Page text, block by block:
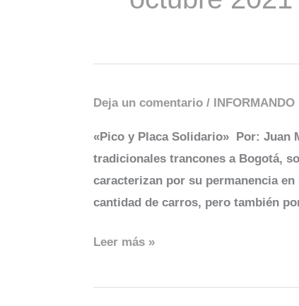
Deja un comentario / INFORMANDO
«Pico y Placa Solidario» Por:
tradicionales trancones a Bogotá,
ca­racterizan por su perma­nencia
cantidad de carros, pero también
¿Pico
Leer más »